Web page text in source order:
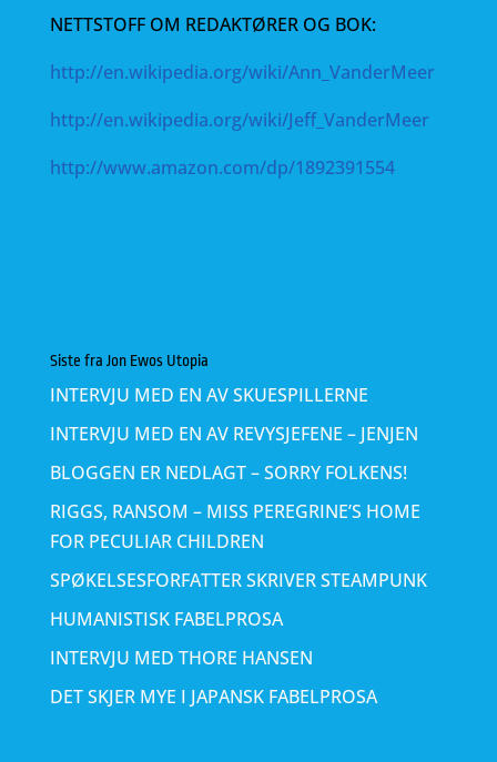
NETTSTOFF OM REDAKTØRER OG BOK:
http://en.wikipedia.org/wiki/Ann_VanderMeer
http://en.wikipedia.org/wiki/Jeff_VanderMeer
http://www.amazon.com/dp/1892391554
Siste fra Jon Ewos Utopia
INTERVJU MED EN AV SKUESPILLERNE
INTERVJU MED EN AV REVYSJEFENE – JENJEN
BLOGGEN ER NEDLAGT – SORRY FOLKENS!
RIGGS, RANSOM – MISS PEREGRINE’S HOME
FOR PECULIAR CHILDREN
SPØKELSESFORFATTER SKRIVER STEAMPUNK
HUMANISTISK FABELPROSA
INTERVJU MED THORE HANSEN
DET SKJER MYE I JAPANSK FABELPROSA